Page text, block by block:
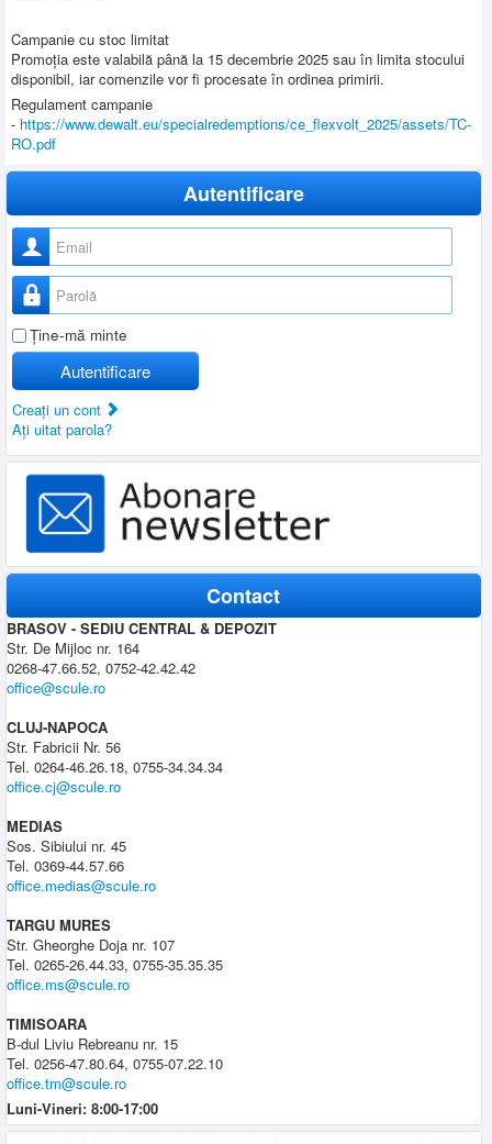
Campanie cu stoc limitat
Promoția este valabilă până la 15 decembrie 2025 sau în limita stocului
disponibil, iar comenzile vor fi procesate în ordinea primirii.
Regulament campanie
- https://www.dewalt.eu/specialredemptions/ce_flexvolt_2025/assets/TC-
RO.pdf
Autentificare
Nume utilizator
Parolă
Ţine-mă minte
Autentificare
Creaţi un cont
Aţi uitat parola?
Contact
BRASOV - SEDIU CENTRAL & DEPOZIT
Str. De Mijloc nr. 164
0268-47.66.52, 0752-42.42.42
office@scule.ro
CLUJ-NAPOCA
Str. Fabricii Nr. 56
Tel. 0264-46.26.18, 0755-34.34.34
office.cj@scule.ro
MEDIAS
Sos. Sibiului nr. 45
Tel. 0369-44.57.66
office.medias@scule.ro
TARGU MURES
Str. Gheorghe Doja nr. 107
Tel. 0265-26.44.33, 0755-35.35.35
office.ms@scule.ro
TIMISOARA
B-dul Liviu Rebreanu nr. 15
Tel. 0256-47.80.64, 0755-07.22.10
office.tm@scule.ro
Luni-Vineri: 8:00-17:00